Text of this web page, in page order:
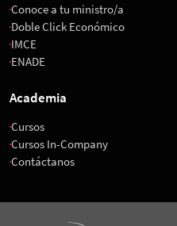
Conoce a tu ministro/a
Doble Click Económico
IMCE
ENADE
Academia
Cursos
Cursos In-Company
Contáctanos